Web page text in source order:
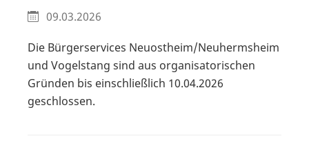
09.03.2026
Die Bürgerservices Neuostheim/Neuhermsheim
und Vogelstang sind aus organisatorischen
Gründen bis einschließlich 10.04.2026
geschlossen.